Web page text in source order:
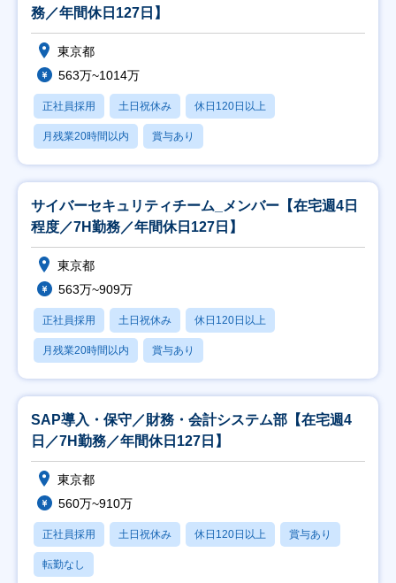
務／年間休日127日】
東京都
563万~1014万
正社員採用 土日祝休み 休日120日以上
月残業20時間以内 賞与あり
サイバーセキュリティチーム_メンバー【在宅週4日
程度／7H勤務／年間休日127日】
東京都
563万~909万
正社員採用 土日祝休み 休日120日以上
月残業20時間以内 賞与あり
SAP導入・保守／財務・会計システム部【在宅週4
日／7H勤務／年間休日127日】
東京都
560万~910万
正社員採用 土日祝休み 休日120日以上 賞与あり
転勤なし